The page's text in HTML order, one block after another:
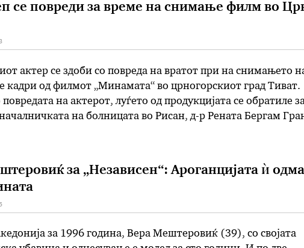
се повреди за време на снимање филм во
актер се здоби со повреда на вратот при на снимањето
кадри од филмот „Минамата“ во црногорскиот град Тиват.
на актерот, луѓето од продукцијата се обратиле
на болницата во Рисан, д-р Рената Бергам
за „Независен“: Ароганцијата ѝ одмага
за 1996 година, Вера Мештеровиќ (39), со својата